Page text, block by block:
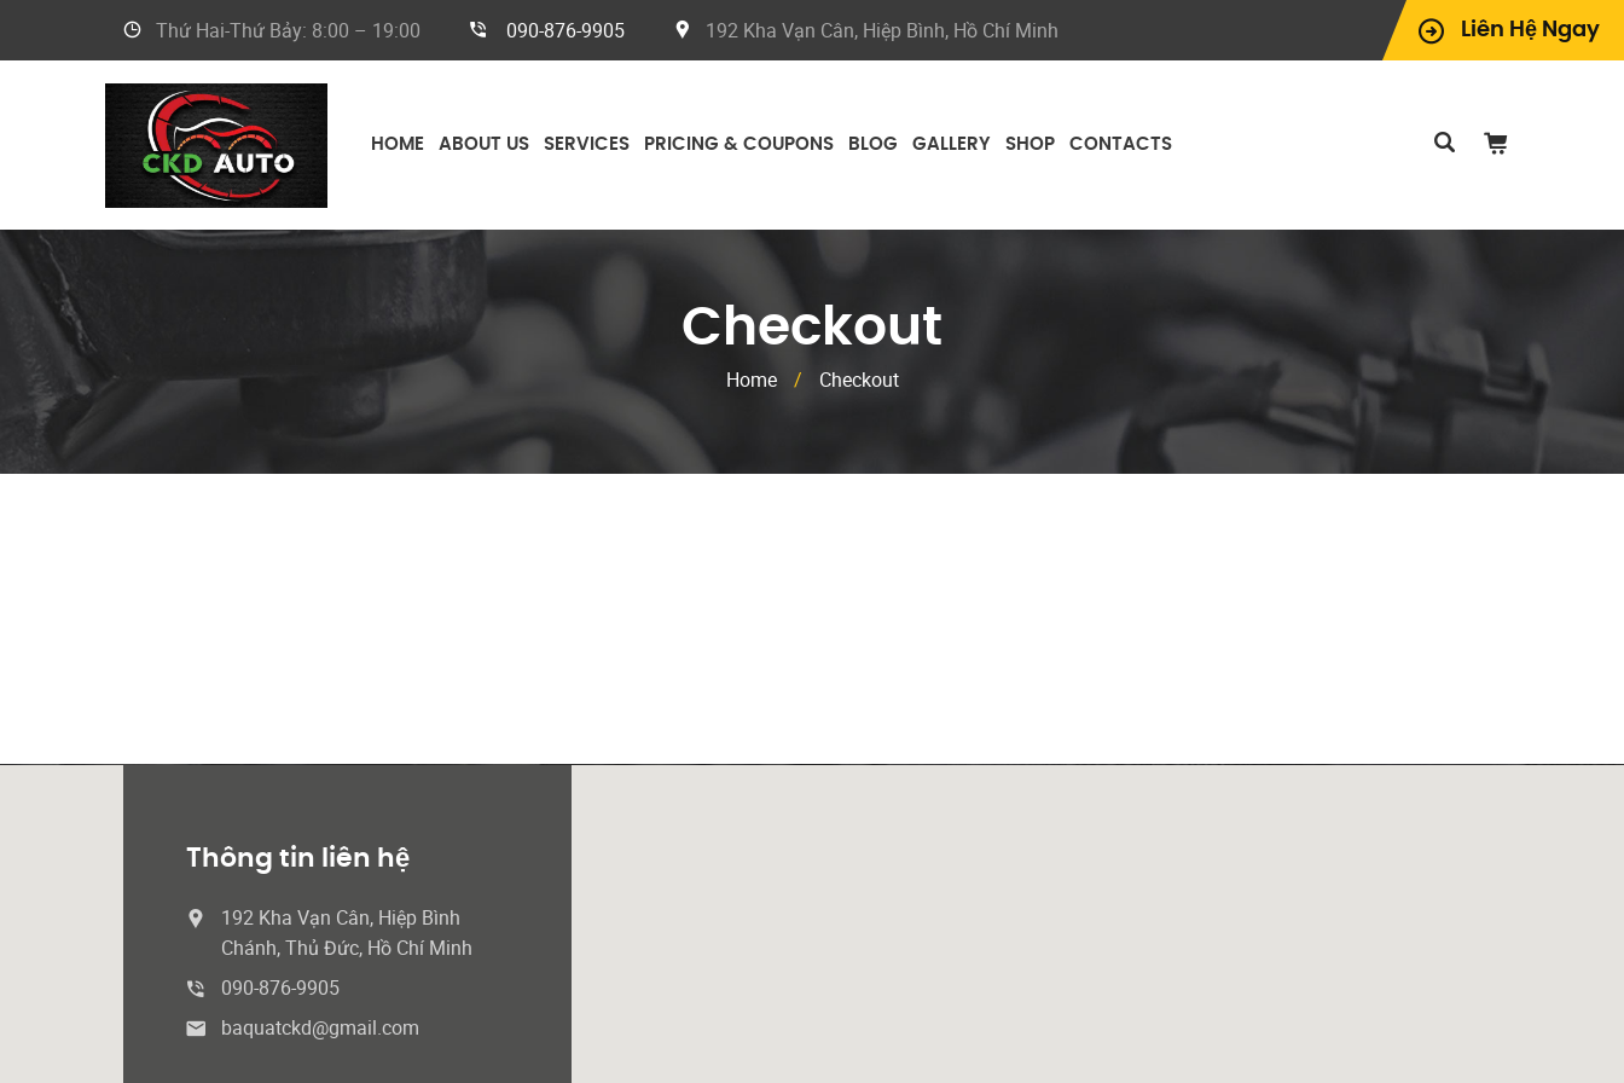
Liên Hệ Ngay
Thứ Hai-Thứ Bảy: 8:00 – 19:00 090-876-9905 192 Kha Vạn Cân, Hiệp Bình, Hồ Chí Minh
HOME ABOUT US SERVICES PRICING & COUPONS BLOG GALLERY SHOP CONTACTS
Checkout
Home / Checkout
Thông tin liên hệ
192 Kha Vạn Cân, Hiệp Bình
Chánh, Thủ Đức, Hồ Chí Minh
090-876-9905
baquatckd@gmail.com